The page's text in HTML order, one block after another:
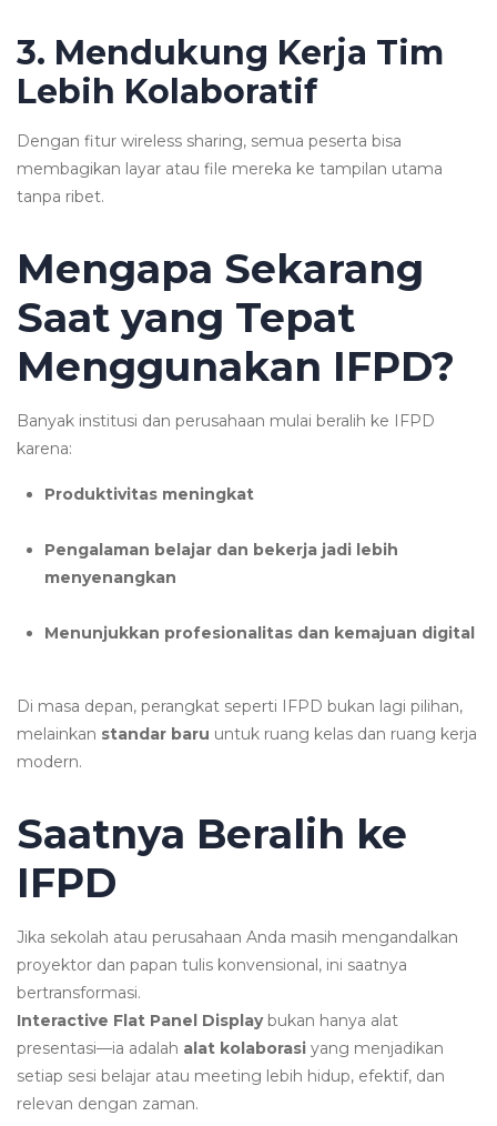
3. Mendukung Kerja Tim
Lebih Kolaboratif
Dengan fitur wireless sharing, semua peserta bisa
membagikan layar atau file mereka ke tampilan utama
tanpa ribet.
Mengapa Sekarang
Saat yang Tepat
Menggunakan IFPD?
Banyak institusi dan perusahaan mulai beralih ke IFPD
karena:
Produktivitas meningkat
Pengalaman belajar dan bekerja jadi lebih
menyenangkan
Menunjukkan profesionalitas dan kemajuan digital
Di masa depan, perangkat seperti IFPD bukan lagi pilihan,
melainkan standar baru untuk ruang kelas dan ruang kerja
modern.
Saatnya Beralih ke
IFPD
Jika sekolah atau perusahaan Anda masih mengandalkan
proyektor dan papan tulis konvensional, ini saatnya
bertransformasi.
Interactive Flat Panel Displaybukan hanya alat
presentasi—ia adalah alat kolaborasi yang menjadikan
setiap sesi belajar atau meeting lebih hidup, efektif, dan
relevan dengan zaman.